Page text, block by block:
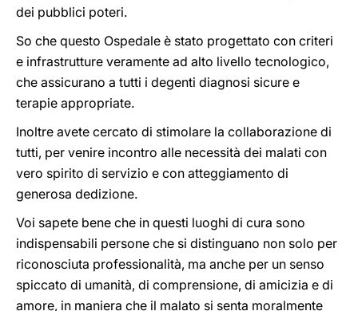
dei pubblici poteri.
So che questo Ospedale è stato progettato con criteri
e infrastrutture veramente ad alto livello tecnologico,
che assicurano a tutti i degenti diagnosi sicure e
terapie appropriate.
Inoltre avete cercato di stimolare la collaborazione di
tutti, per venire incontro alle necessità dei malati con
vero spirito di servizio e con atteggiamento di
generosa dedizione.
Voi sapete bene che in questi luoghi di cura sono
indispensabili persone che si distinguano non solo per
riconosciuta professionalità, ma anche per un senso
spiccato di umanità, di comprensione, di amicizia e di
amore, in maniera che il malato si senta moralmente